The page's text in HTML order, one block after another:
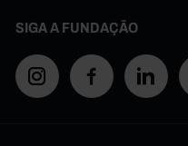
SIGA A FUNDAÇÃO